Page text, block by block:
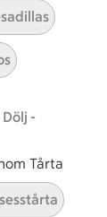
Dölj -
Tårta